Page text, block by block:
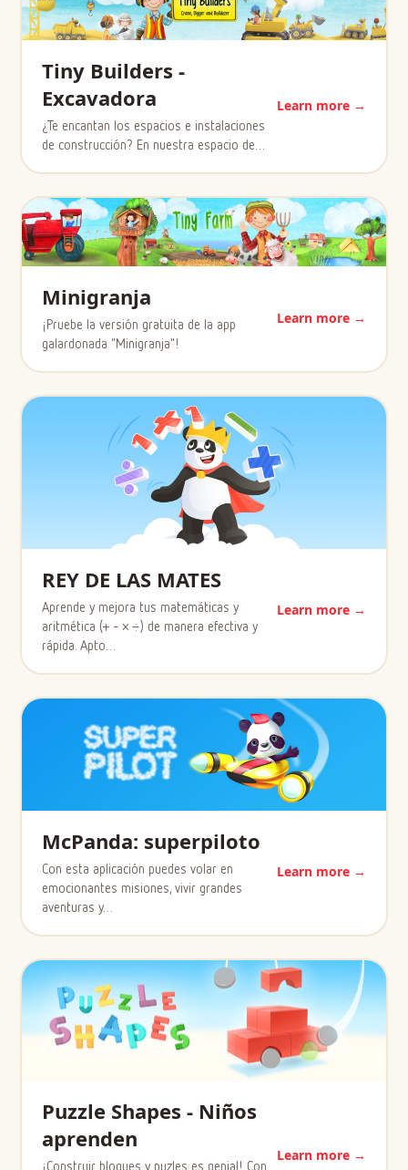
Tiny Builders -
Excavadora
¿Te encantan los espacios e instalaciones
de construcción? En nuestra espacio de…
Learn more →
Minigranja
¡Pruebe la versión gratuita de la app
galardonada "Minigranja"!
Learn more →
REY DE LAS MATES
Aprende y mejora tus matemáticas y
aritmética (+ - × ÷) de manera efectiva y
rápida. Apto…
Learn more →
McPanda: superpiloto
Con esta aplicación puedes volar en
emocionantes misiones, vivir grandes
aventuras y…
Learn more →
Puzzle Shapes - Niños
aprenden
¡Construir bloques y puzles es genial! Con
Learn more →